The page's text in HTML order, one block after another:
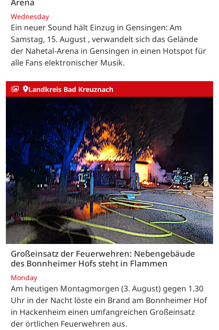
Wednesday
Ein neuer Sound hält Einzug in Gensingen: Am
Samstag, 15. August , verwandelt sich das Gelände
der Nahetal-Arena in Gensingen in einen Hotspot für
alle Fans elektronischer Musik.
Landkreis Bad Kreuznach
Großeinsatz der Feuerwehren: Nebengebäude
des Bonnheimer Hofs steht in Flammen
Monday
Am heutigen Montagmorgen (3. August) gegen 1.30
Uhr in der Nacht löste ein Brand am Bonnheimer Hof
in Hackenheim einen umfangreichen Großeinsatz
der örtlichen Feuerwehren aus.